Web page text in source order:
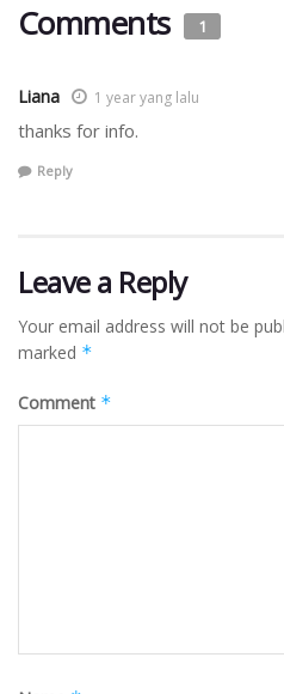
Comments 1
Liana 1 year yang lalu
thanks for info.
Reply
Leave a Reply
Your email address will not be
marked *
Comment *